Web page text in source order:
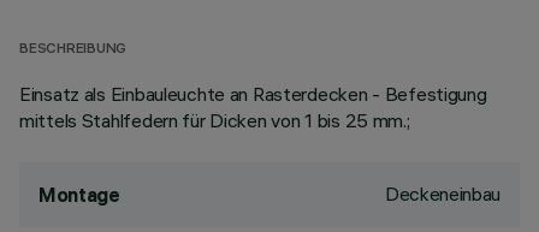
BESCHREIBUNG
Einsatz als Einbauleuchte an Rasterdecken - Befestigung
mittels Stahlfedern für Dicken von 1 bis 25 mm.;
Montage Deckeneinbau